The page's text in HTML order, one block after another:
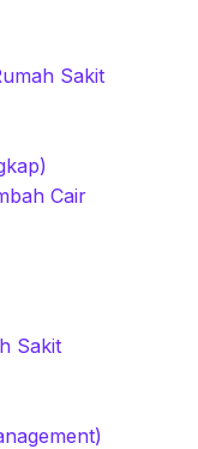
Sakit
Cair
Sakit